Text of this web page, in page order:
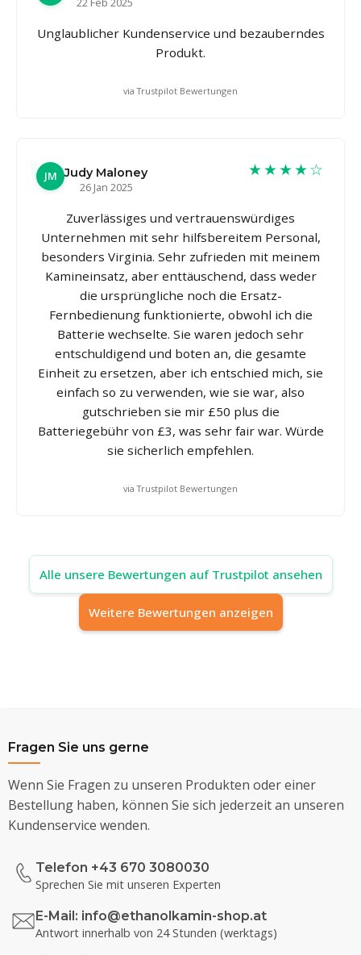
Unglaublicher Kundenservice und bezauberndes
Produkt.
via Trustpilot Bewertungen
JM Judy Maloney
26 Jan 2025
★★★★☆
Zuverlässiges und vertrauenswürdiges
Unternehmen mit sehr hilfsbereitem Personal,
besonders Virginia. Sehr zufrieden mit meinem
Kamineinsatz, aber enttäuschend, dass weder
die ursprüngliche noch die Ersatz-
Fernbedienung funktionierte, obwohl ich die
Batterie wechselte. Sie waren jedoch sehr
entschuldigend und boten an, die gesamte
Einheit zu ersetzen, aber ich entschied mich, sie
einfach so zu verwenden, wie sie war, also
gutschrieben sie mir £50 plus die
Batteriegebühr von £3, was sehr fair war. Würde
sie sicherlich empfehlen.
via Trustpilot Bewertungen
Alle unsere Bewertungen auf Trustpilot ansehen
Weitere Bewertungen anzeigen
Fragen Sie uns gerne
Wenn Sie Fragen zu unseren Produkten oder einer
Bestellung haben, können Sie sich jederzeit an unseren
Kundenservice wenden.
Telefon +43 670 3080030
Sprechen Sie mit unseren Experten
E-Mail: info@ethanolkamin-shop.at
Antwort innerhalb von 24 Stunden (werktags)